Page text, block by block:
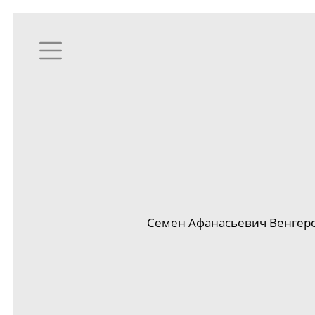
Семен Афанасьевич